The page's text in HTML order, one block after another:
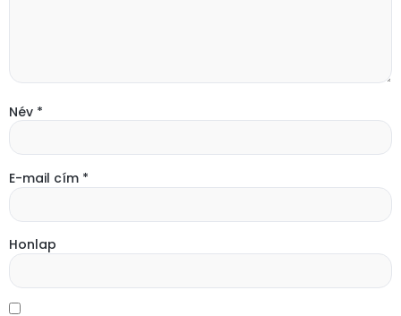
Név *
E-mail cím *
Honlap